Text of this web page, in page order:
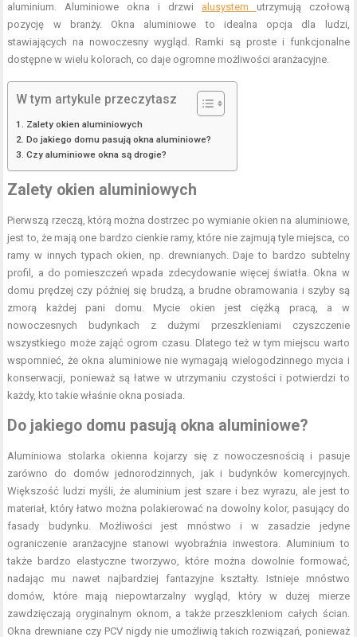
aluminium. Aluminiowe okna i drzwi alusystem utrzymują czołową
pozycję w branży. Okna aluminiowe to idealna opcja dla ludzi,
stawiających na nowoczesny wygląd. Ramki są proste i funkcjonalne
dostępne w wielu kolorach, co daje ogromne możliwości aranżacyjne.
W tym artykule przeczytasz
Zalety okien aluminiowych
Do jakiego domu pasują okna aluminiowe?
Czy aluminiowe okna są drogie?
Zalety okien aluminiowych
Pierwszą rzeczą, którą można dostrzec po wymianie okien na aluminiowe,
jest to, że mają one bardzo cienkie ramy, które nie zajmują tyle miejsca, co
ramy w innych typach okien, np. drewnianych. Daje to bardzo subtelny
profil, a do pomieszczeń wpada zdecydowanie więcej światła. Okna w
domu prędzej czy później się brudzą, a brudne obramowania i szyby są
zmorą każdej pani domu. Mycie okien jest ciężką pracą, a w
nowoczesnych budynkach z dużymi przeszkleniami czyszczenie
wszystkiego może zająć ogrom czasu. Dlatego też w tym miejscu warto
wspomnieć, że okna aluminiowe nie wymagają wielogodzinnego mycia i
konserwacji, ponieważ są łatwe w utrzymaniu czystości i potwierdzi to
każdy, kto takie właśnie okna posiada.
Do jakiego domu pasują okna aluminiowe?
Aluminiowa stolarka okienna kojarzy się z nowoczesnością i pasuje
zarówno do domów jednorodzinnych, jak i budynków komercyjnych.
Większość ludzi myśli, że aluminium jest szare i bez wyrazu, ale jest to
materiał, który łatwo można polakierować na dowolny kolor, pasujący do
fasady budynku. Możliwości jest mnóstwo i w zasadzie jedyne
ograniczenie aranżacyjne stanowi wyobraźnia inwestora. Aluminium to
także bardzo elastyczne tworzywo, które można dowolnie formować,
nadając mu nawet najbardziej fantazyjne kształty. Istnieje mnóstwo
domów, które mają niepowtarzalny wygląd, który w dużej mierze
zawdzięczają oryginalnym oknom, a także przeszkleniom całych ścian.
Okna drewniane czy PCV nigdy nie umożliwią takich rozwiązań, ponieważ